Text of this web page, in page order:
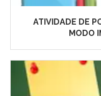
ATIVIDADE DE
MODO